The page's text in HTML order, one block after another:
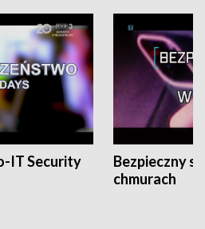
IT Security
Bezpieczny
chmurach